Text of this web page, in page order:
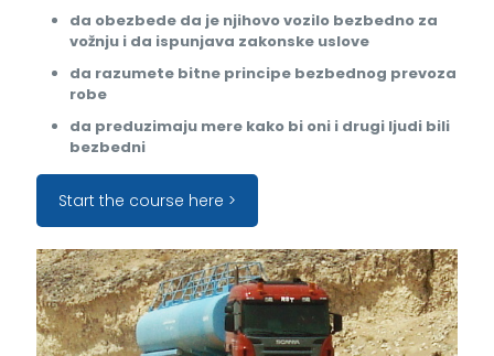
da obezbede da je njihovo vozilo bezbedno za
vožnju i da ispunjava zakonske uslove
da razumete bitne principe bezbednog prevoza
robe
da preduzimaju mere kako bi oni i drugi ljudi bili
bezbedni
Start the course here >